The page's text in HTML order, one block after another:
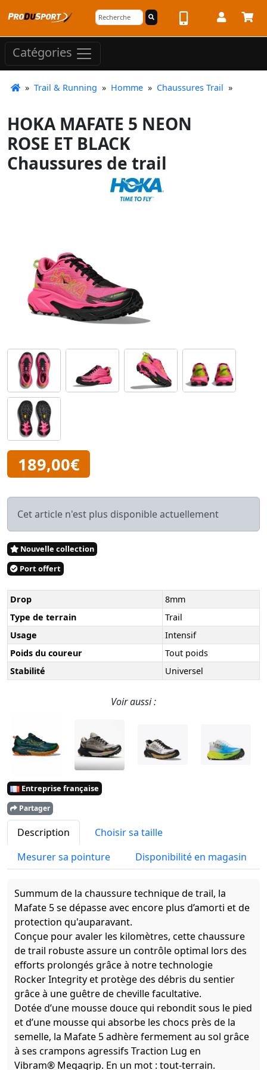
Catégories
» Trail & Running » Homme » Chaussures Trail »
HOKA MAFATE 5 NEON
ROSE ET BLACK
Chaussures de trail
189,00€
Cet article n'est plus disponible actuellement
Nouvelle collection
Port offert
Drop
8mm
Type de terrain
Trail
Usage
Intensif
Poids du coureur
Tout poids
Stabilité
Universel
Voir aussi :
Entreprise française
Partager
Description
Choisir sa taille
Mesurer sa pointure
Disponibilité en magasin
Summum de la chaussure technique de trail, la
Mafate 5 se dépasse avec encore plus d’amorti et de
protection qu'auparavant.
Conçue pour avaler les kilomètres, cette chaussure
de trail robuste assure un contrôle optimal lors des
efforts prolongés grâce à notre technologie
Rocker Integrity et protège des débris du sentier
grâce à une guêtre de cheville facultative.
Dotée d’une mousse douce qui rebondit sous le pied
et d’une mousse qui absorbe les chocs près de la
semelle, la Mafate 5 adhère fermement au sol grâce
à ses crampons agressifs Traction Lug en
Vibram® Megagrip. En un mot : tout-terrain.